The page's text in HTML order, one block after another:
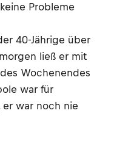
Probleme
40-Jährige über
ließ er mit
Wochenendes
war für
er war noch nie